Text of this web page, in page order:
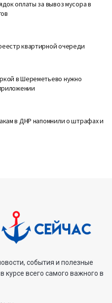
оплаты за вывоз мусора в
квартирной очереди
в Шереметьево нужно
в ДНР напомнили о штрафах и
события и полезные
курсе всего самого важного в